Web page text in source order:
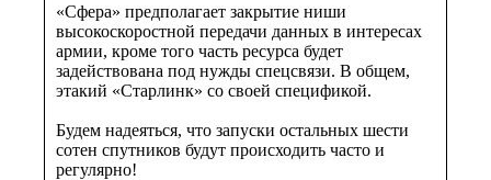
«Сфера» предполагает закрытие ниши
высокоскоростной передачи данных в интересах
армии, кроме того часть ресурса будет
задействована под нужды спецсвязи. В общем,
этакий «Старлинк» со своей спецификой.
Будем надеяться, что запуски остальных шести
сотен спутников будут происходить часто и
регулярно!